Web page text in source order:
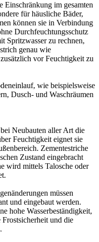
Einschränkung im gesamten
für häusliche Bäder,
können sie in Verbindung
Durchfeuchtungsschutz
Spritzwasser zu rechnen,
genau wie
vor Feuchtigkeit zu
wie beispielsweise
Dusch- und Waschräumen
Neubauten aller Art die
Feuchtigkeit eignet sie
Zementestriche
Zustand eingebracht
wird mittels Talosche oder
müssen
und eingebaut werden.
hohe Wasserbeständigkeit,
und die